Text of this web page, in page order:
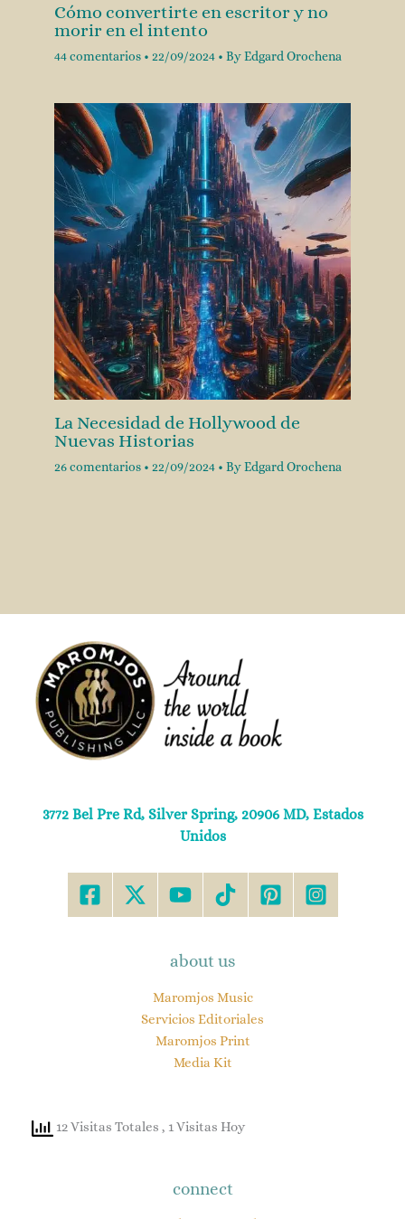
Cómo convertirte en escritor y no
morir en el intento
44 comentarios • 22/09/2024 • ByEdgard Orochena
La Necesidad de Hollywood de
Nuevas Historias
26 comentarios • 22/09/2024 • ByEdgard Orochena
3772 Bel Pre Rd, Silver Spring, 20906 MD, Estados
Unidos
about us
Maromjos Music
Servicios Editoriales
Maromjos Print
Media Kit
12 Visitas Totales , 1 Visitas Hoy
connect